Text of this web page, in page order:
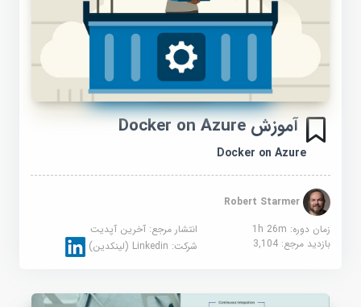
آموزش Docker on Azure
Docker on Azure
Robert Starmer
زمان دوره: 1h 26m
انتشار مرجع:آخرین آپدیت
بازدید مرجع:3,104 شرکت:Linkedin (لینکدین)